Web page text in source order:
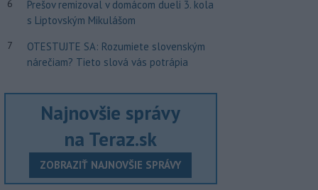
6
Prešov remizoval v domácom dueli 3. kola
s Liptovským Mikulášom
7
OTESTUJTE SA: Rozumiete slovenským
nárečiam? Tieto slová vás potrápia
Najnovšie správy
na Teraz.sk
ZOBRAZIŤ NAJNOVŠIE SPRÁVY